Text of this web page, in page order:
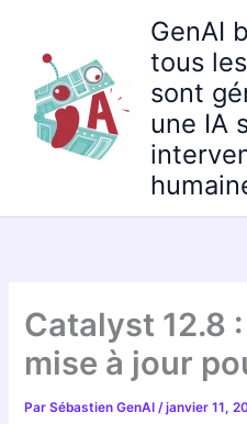
contenu
GenAI
tous
sont
une IA
Catalyst 12.8
mise à jour
ParSébastien GenAI/janvier 11,